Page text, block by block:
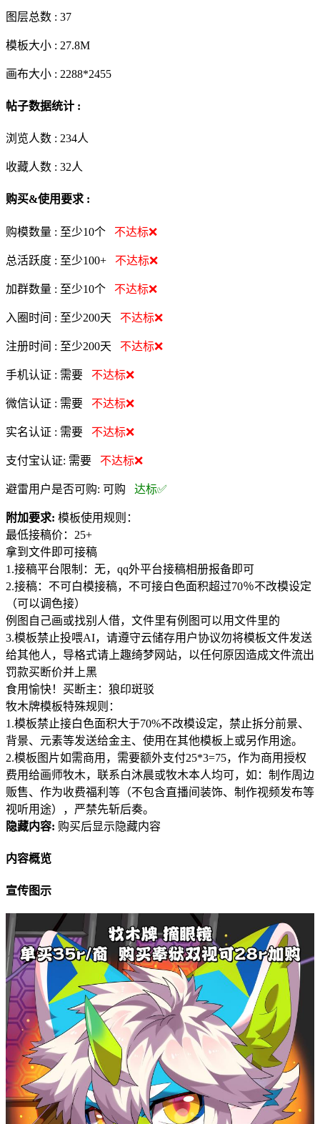
图层总数 : 37
模板大小 : 27.8M
画布大小 : 2288*2455
帖子数据统计 :
浏览人数 : 234人
收藏人数 : 32人
购买&使用要求 :
购模数量 : 至少10个 不达标❌
总活跃度 : 至少100+ 不达标❌
加群数量 : 至少10个 不达标❌
入圈时间 : 至少200天 不达标❌
注册时间 : 至少200天 不达标❌
手机认证 : 需要 不达标❌
微信认证 : 需要 不达标❌
实名认证 : 需要 不达标❌
支付宝认证: 需要 不达标❌
避雷用户是否可购: 可购 达标✅
附加要求: 模板使用规则：
最低接稿价：25+
拿到文件即可接稿
1.接稿平台限制：无，qq外平台接稿相册报备即可
2.接稿：不可白模接稿，不可接白色面积超过70％不改模设定
（可以调色接）
例图自己画或找别人借，文件里有例图可以用文件里的
3.模板禁止投喂AI，请遵守云储存用户协议勿将模板文件发送
给其他人，导格式请上趣绮梦网站，以任何原因造成文件流出
罚款买断价并上黑
食用愉快！买断主：狼印斑驳
牧木牌模板特殊规则：
1.模板禁止接白色面积大于70%不改模设定，禁止拆分前景、
背景、元素等发送给金主、使用在其他模板上或另作用途。
2.模板图片如需商用，需要额外支付25*3=75，作为商用授权
费用给画师牧木，联系白沐晨或牧木本人均可，如：制作周边
贩售、作为收费福利等（不包含直播间装饰、制作视频发布等
视听用途），严禁先斩后奏。
隐藏内容: 购买后显示隐藏内容
内容概览
宣传图示